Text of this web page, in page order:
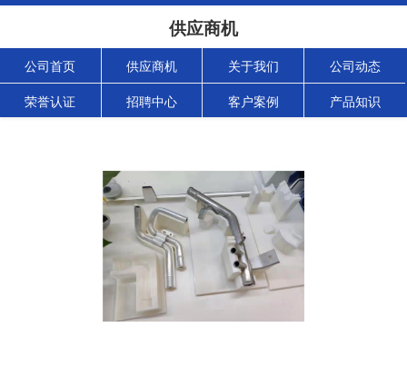
供应商机
公司首页 供应商机 关于我们 公司动态
荣誉认证 招聘中心 客户案例 产品知识